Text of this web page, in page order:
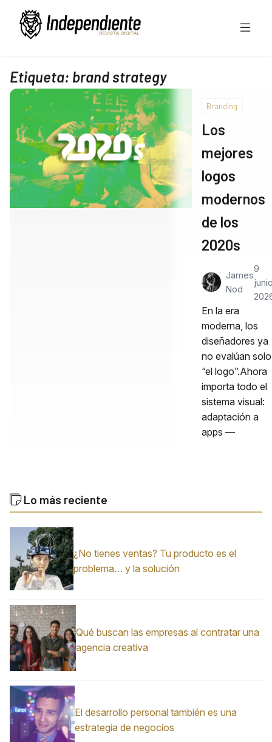
Etiqueta: brand strategy
Branding
Los
mejores
logos
modernos
de los
2020s
James
Nod
9
En la era
moderna, los
diseñadores ya
no evalúan solo
“el logo”.Ahora
importa todo el
sistema visual:
adaptación a
apps —
Lo más reciente
¿No tienes ventas? Tu producto es el
problema… y la solución
Qué buscan las empresas al contratar una
agencia creativa
El desarrollo personal también es una
estrategia de negocios